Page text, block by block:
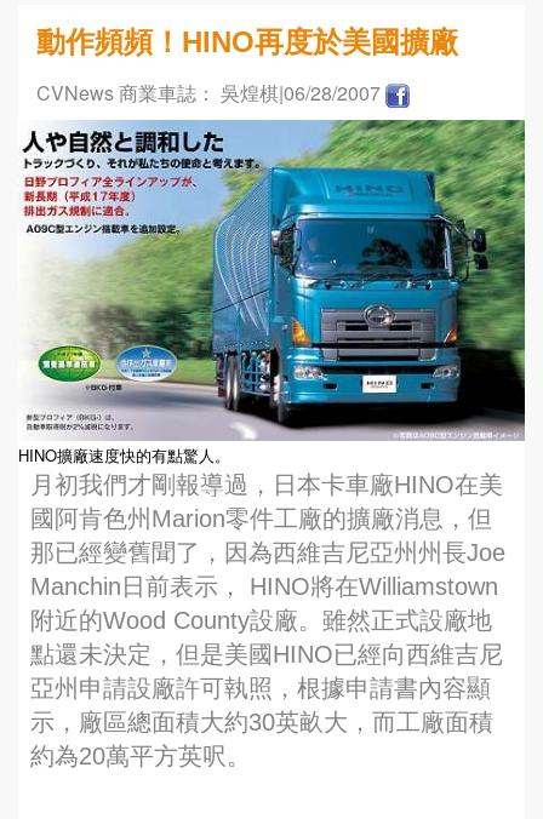
動作頻頻！HINO再度於美國擴廠
CVNews 商業車誌： 吳煌棋|06/28/2007
HINO擴廠速度快的有點驚人。
月初我們才剛報導過，日本卡車廠HINO在美
國阿肯色州Marion零件工廠的擴廠消息，但
那已經變舊聞了，因為西維吉尼亞州州長Joe
Manchin日前表示， HINO將在Williamstown
附近的Wood County設廠。雖然正式設廠地
點還未決定，但是美國HINO已經向西維吉尼
亞州申請設廠許可執照，根據申請書內容顯
示，廠區總面積大約30英畝大，而工廠面積
約為20萬平方英呎。